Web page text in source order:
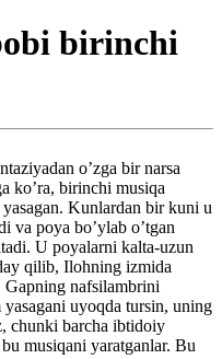
birinchi
o’zga bir narsa
ko’ra, birinchi musiqa
Kunlardan bir kuni u
va poya bo’ylab o’tgan
U poyalarni kalta-uzun
qilib, Ilohning izmida
Gapning nafsilambrini
uyoqda tursin, uning
chunki barcha ibtidoiy
musiqani yaratganlar. Bu